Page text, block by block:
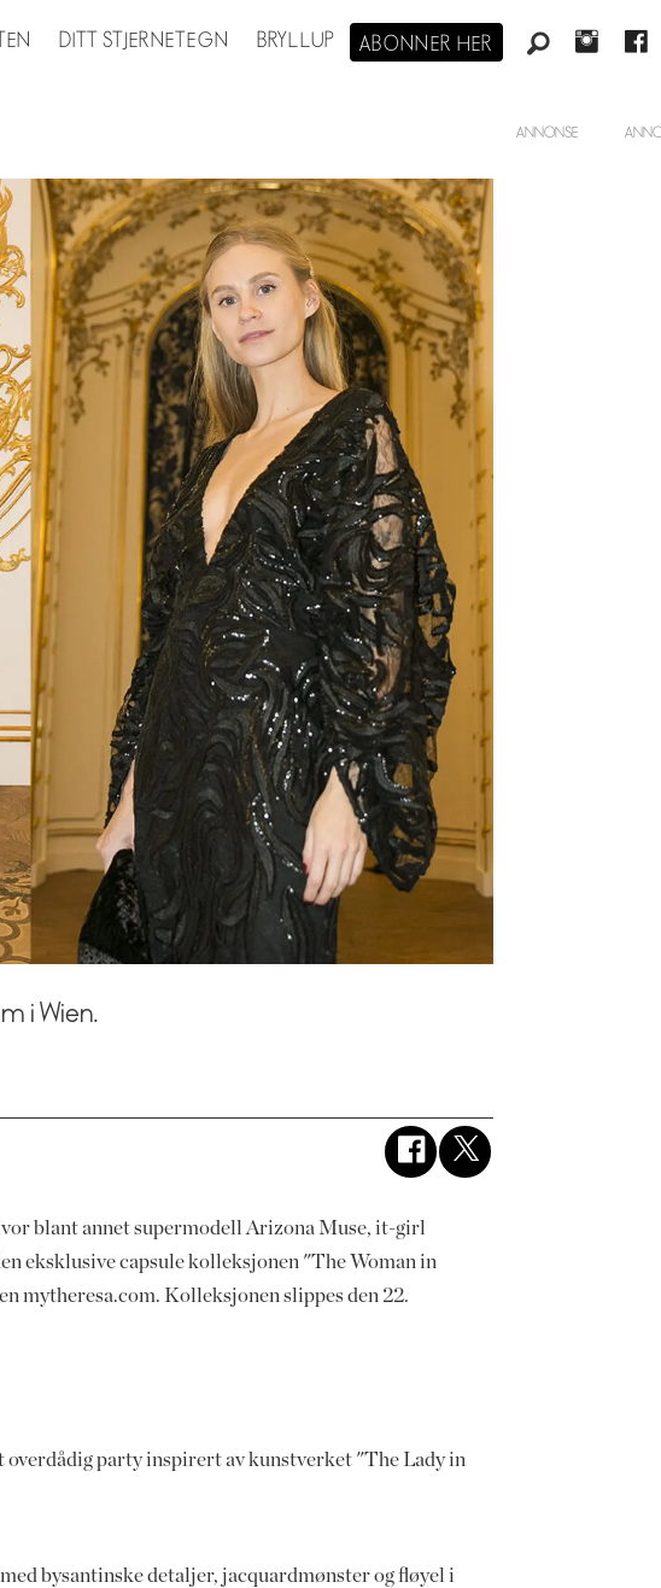
DITT STJERNETEGN BRYLLUP ABONNER HER
i Wien.
blant annet supermodell Arizona Muse, it-girl
eksklusive capsule kolleksjonen "The Woman in
mytheresa.com. Kolleksjonen slippes den 22.
party inspirert av kunstverket "The Lady in
bysantinske detaljer, jacquardmønster og fløyel i
ANNONSE